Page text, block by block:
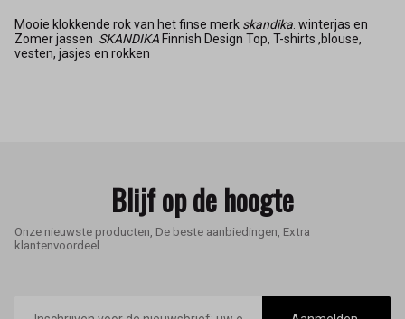
Mooie klokkende rok van het finse merk skandika . winterjas en
Zomer jassen SKANDIKA Finnish Design Top, T-shirts ,blouse,
vesten, jasjes en rokken
Blijf op de hoogte
Onze nieuwste producten, De beste aanbiedingen, Extra
klantenvoordeel